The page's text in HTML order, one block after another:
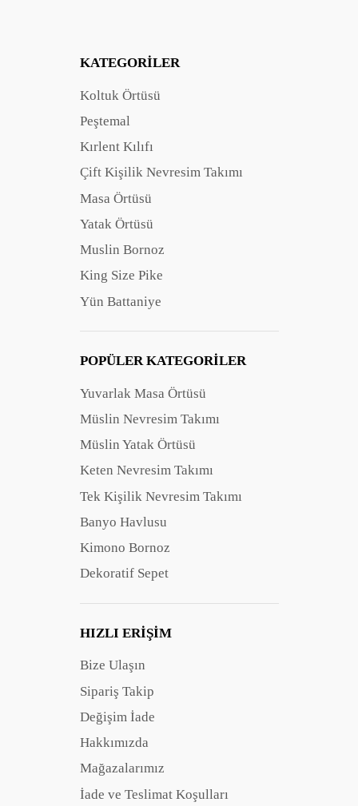
KATEGORILER
Koltuk Örtüsü
Peştemal
Kırlent Kılıfı
Çift Kişilik Nevresim Takımı
Masa Örtüsü
Yatak Örtüsü
Muslin Bornoz
King Size Pike
Yün Battaniye
POPÜLER KATEGORILER
Yuvarlak Masa Örtüsü
Müslin Nevresim Takımı
Müslin Yatak Örtüsü
Keten Nevresim Takımı
Tek Kişilik Nevresim Takımı
Banyo Havlusu
Kimono Bornoz
Dekoratif Sepet
HIZLI ERIŞIM
Bize Ulaşın
Sipariş Takip
Değişim İade
Hakkımızda
Mağazalarımız
İade ve Teslimat Koşulları